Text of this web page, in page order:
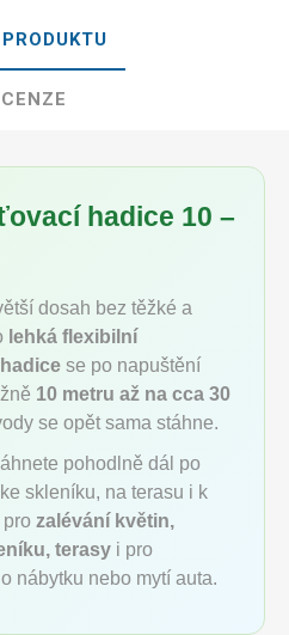
hadice 10 –
dosah bez těžké a
lehká flexibilní
se po napuštění
10 metru až na cca 30
se opět sama stáhne.
pohodlně dál po
skleníku, na terasu i k
zalévání květin,
terasy i pro
nábytku nebo mytí auta.